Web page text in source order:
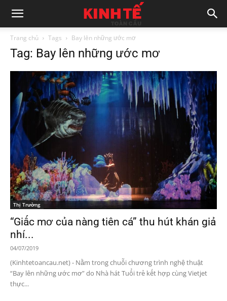
Trang chủ Tags Bay lên những ước mơ
Tag: Bay lên những ước mơ
Thị Trường
“Giấc mơ của nàng tiên cá” thu hút khán giả
nhí...
04/07/2019
(Kinhtetoancau.net) - Nằm trong chuỗi chương trình nghệ thuật
“Bay lên những ước mơ” do Nhà hát Tuổi trẻ kết hợp cùng Vietjet
thực...